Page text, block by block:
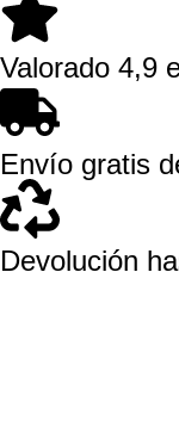
Valorado 4,9
Envío gratis
Devolución